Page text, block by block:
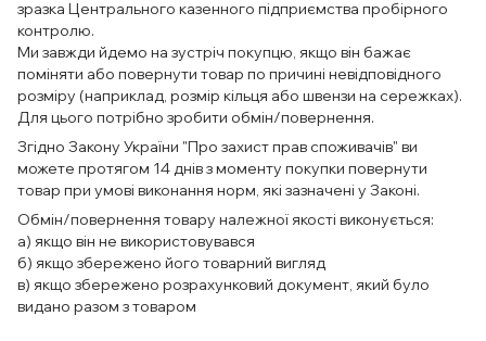
зразка Центрального казенного підприємства пробірного
контролю.
Ми завжди йдемо на зустріч покупцю, якщо він бажає
поміняти або повернути товар по причині невідповідного
розміру (наприклад, розмір кільця або швензи на сережках).
Для цього потрібно зробити обмін/повернення.
Згідно Закону України "Про захист прав споживачів" ви
можете протягом 14 днів з моменту покупки повернути
товар при умові виконання норм, які зазначені у Законі.
Обмін/повернення товару належної якості виконується:
а) якщо він не використовувався
б) якщо збережено його товарний вигляд
в) якщо збережено розрахунковий документ, який було
видано разом з товаром